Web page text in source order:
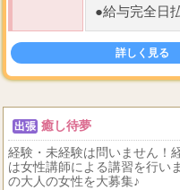
●給与完全日
詳しく見る
出張 癒し待夢
経験・未経験は問いません！
は女性講師による講習を行い
の大人の女性を大募集♪